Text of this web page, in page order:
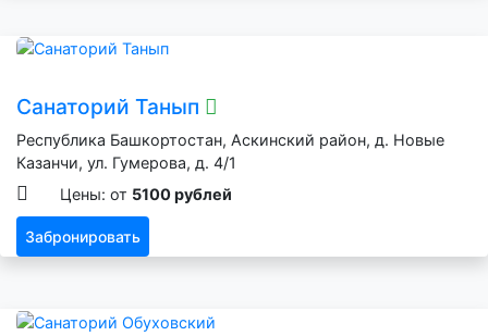
Санаторий Танып
Республика Башкортостан, Аскинский район, д. Новые
Казанчи, ул. Гумерова, д. 4/1
Цены: от 5100 рублей
Забронировать